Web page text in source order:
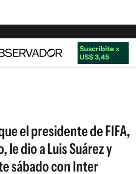
Suscribite x
US$ 3,45
el presidente de FIFA,
le dio a Luis Suárez y
sábado con Inter